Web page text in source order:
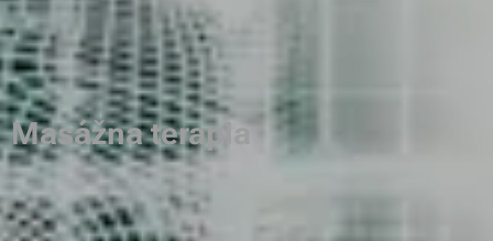
Masážna terapia